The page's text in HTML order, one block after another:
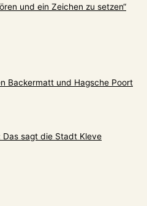
und ein Zeichen zu setzen“
Backermatt und Hagsche Poort
Das sagt die Stadt Kleve